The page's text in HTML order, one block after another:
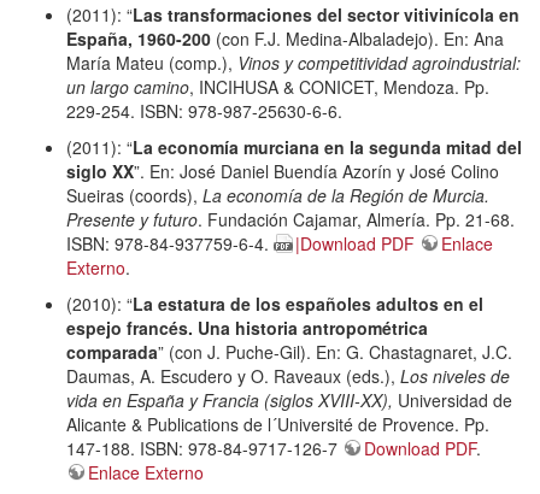
(2011): “Las transformaciones del sector vitivinícola en
España, 1960-200 (con F.J. Medina-Albaladejo). En: Ana
María Mateu (comp.), Vinos y competitividad agroindustrial:
un largo camino, INCIHUSA & CONICET, Mendoza. Pp.
229-254. ISBN: 978-987-25630-6-6.
(2011): “La economía murciana en la segunda mitad del
siglo XX”. En: José Daniel Buendía Azorín y José Colino
Sueiras (coords), La economía de la Región de Murcia.
Presente y futuro. Fundación Cajamar, Almería. Pp. 21-68.
ISBN: 978-84-937759-6-4.
|Download PDF
Enlace
Externo.
(2010): “La estatura de los españoles adultos en el
espejo francés. Una historia antropométrica
comparada” (con J. Puche-Gil). En: G. Chastagnaret, J.C.
Daumas, A. Escudero y O. Raveaux (eds.), Los niveles de
vida en España y Francia (siglos XVIII-XX), Universidad de
Alicante & Publications de l´Université de Provence. Pp.
147-188. ISBN: 978-84-9717-126-7
Download PDF.
Enlace Externo